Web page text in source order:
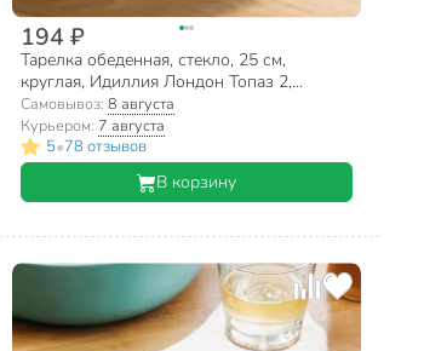
194 ₽
Тарелка обеденная, стекло, 25 см,
круглая, Идиллия Лондон Топаз 2,
Luminarc, Q1313, синяя
Самовывоз:8 августа
Курьером: 7 августа
5•78 отзывов
В корзину